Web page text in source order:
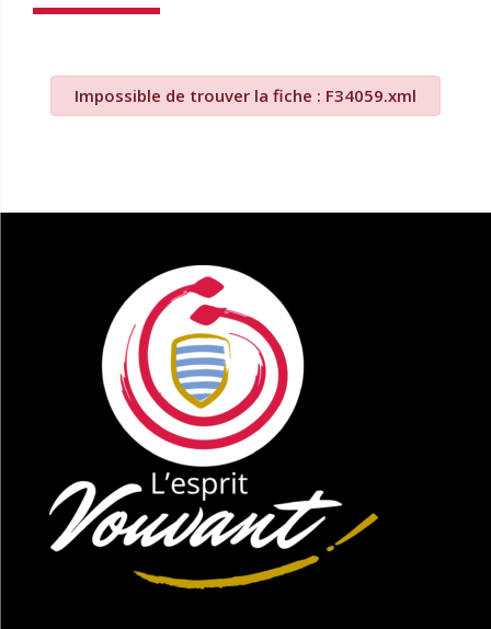
Impossible de trouver la fiche : F34059.xml